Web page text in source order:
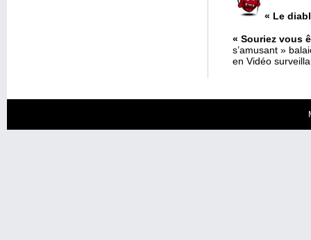
« Le
« Souriez vous
s’amusant »
en Vidéo